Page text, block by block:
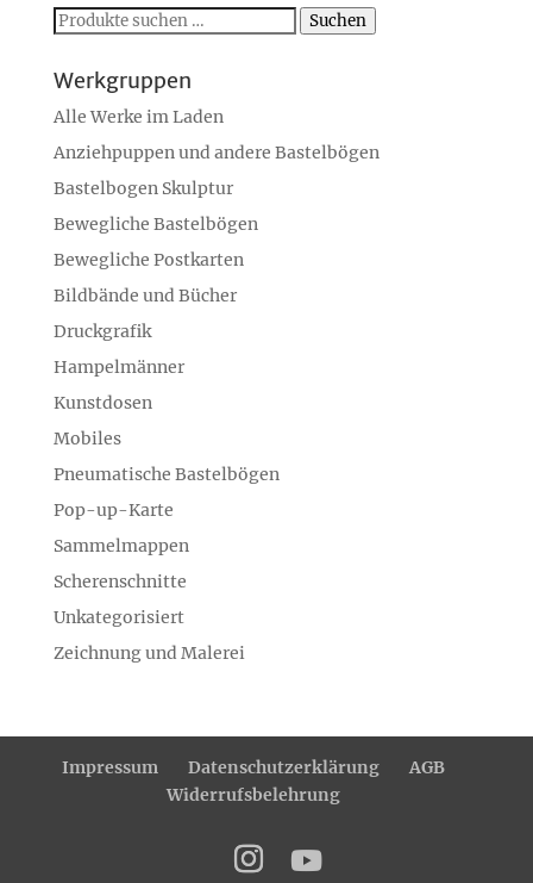
Suchen
Suchen
Werkgruppen
Alle Werke im Laden
Anziehpuppen und andere Bastelbögen
Bastelbogen Skulptur
Bewegliche Bastelbögen
Bewegliche Postkarten
Bildbände und Bücher
Druckgrafik
Hampelmänner
Kunstdosen
Mobiles
Pneumatische Bastelbögen
Pop-up-Karte
Sammelmappen
Scherenschnitte
Unkategorisiert
Zeichnung und Malerei
Impressum Datenschutzerklärung
AGB
Widerrufsbelehrung